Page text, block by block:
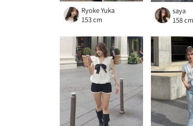
Ryoke Yuka
153 cm
saya
158 cm